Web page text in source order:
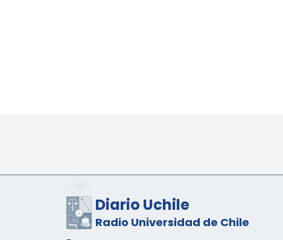
Diario Uchile
Radio Universidad de Chile